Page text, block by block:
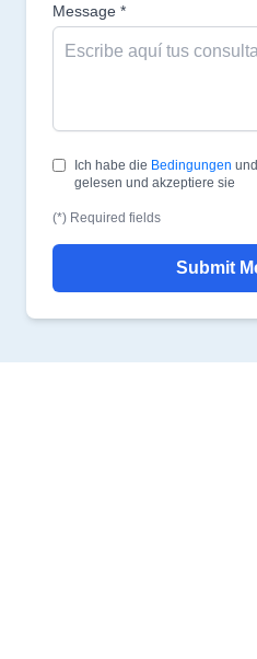
Message *
Ich habe die Bedingungen
gelesen und akzeptiere sie
(*) Required fields
Submit